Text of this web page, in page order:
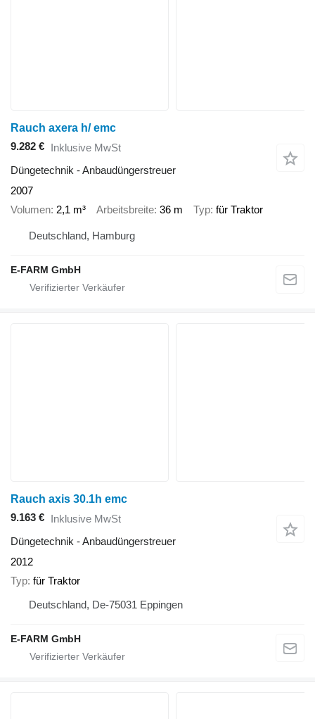
Rauch axera h/ emc
9.282 € Inklusive MwSt
Düngetechnik - Anbaudüngerstreuer
2007
Volumen 2,1 m³ Arbeitsbreite 36 m Typ für Traktor
Deutschland, Hamburg
E-FARM GmbH
Rauch axis 30.1h emc
9.163 € Inklusive MwSt
Düngetechnik - Anbaudüngerstreuer
2012
Typ für Traktor
Deutschland, De-75031 Eppingen
E-FARM GmbH